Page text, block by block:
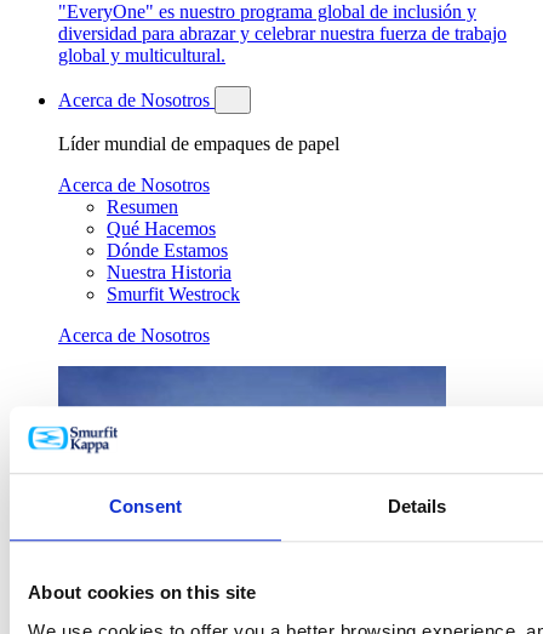
Consent Details
About cookies on this site
"EveryOne" es nuestro programa global de inclusión y
diversidad para abrazar y celebrar nuestra fuerza de trabajo
global y multicultural.
Acerca de Nosotros
Líder mundial de empaques de papel
Acerca de Nosotros
Resumen
Qué Hacemos
Dónde Estamos
Nuestra Historia
Smurfit Westrock
Acerca de Nosotros